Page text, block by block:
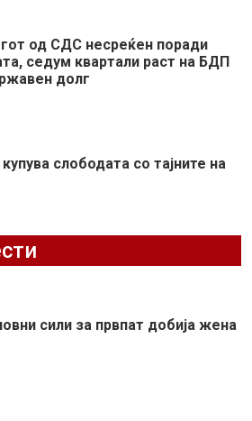
од СДС несреќен поради
седум квартали раст на БДП
долг
слободата со тајните на
сили за првпат добија жена